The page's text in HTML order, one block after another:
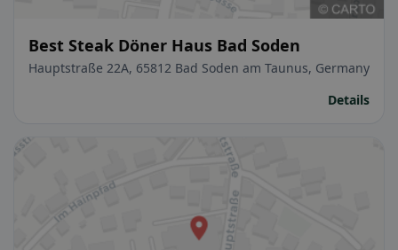
Best Steak Döner Haus Bad Soden
Hauptstraße 22A, 65812 Bad Soden am Taunus, Germany
Details